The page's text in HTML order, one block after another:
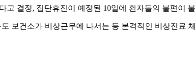
결정, 집단휴진이 예정된 10일에 환자들의 불편이
보건소가 비상근무에 나서는 등 본격적인 비상진료